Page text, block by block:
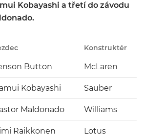
Kobayashi a třetí do závodu
Konstruktér
Button McLaren
Kobayashi Sauber
Maldonado Williams
Räikkönen Lotus